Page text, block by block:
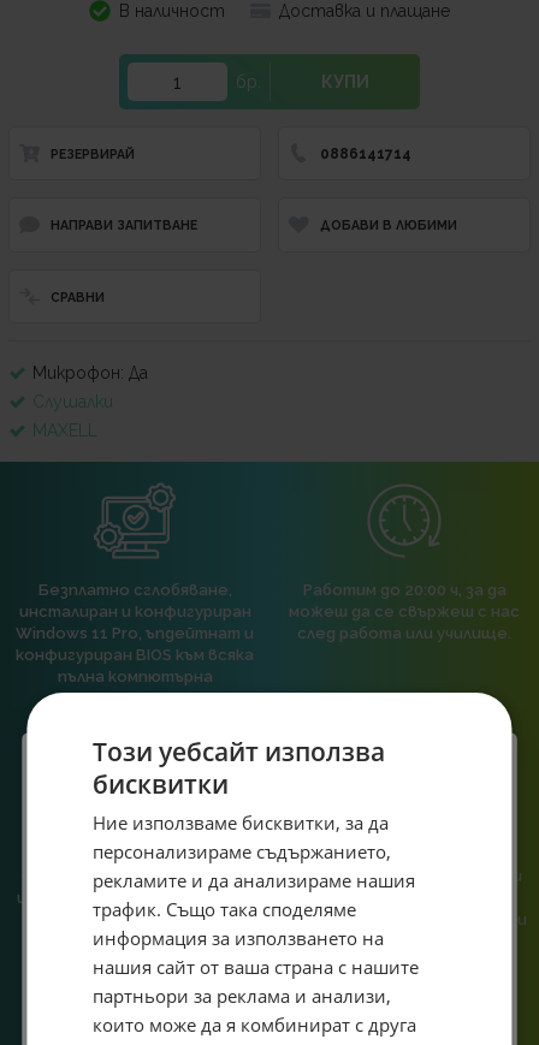
В наличност Доставка и плащане
бр. КУПИ
РЕЗЕРВИРАЙ 0886141714
НАПРАВИ ЗАПИТВАНЕ ДОБАВИ В ЛЮБИМИ
СРАВНИ
Микрофон: Да
Слушалки
MAXELL
Безплатно сглобяване,
инсталиран и конфигуриран
Windows 11 Pro, ъпдейтнат и
конфигуриран BIOS към всяка
пълна компютърна
конфигурация.
Работим до 20:00 ч, за да
можеш да се свържеш с нас
след работа или училище.
При нас говориш с реален
човек, не с чатбот, когато
имаш нужда от консултация
или справяне с проблем.
Сглобяваме, поддържаме и
обслужваме. Като магазин и
гарантираме бърза реакция и
познаване на твоята
система.
Този уебсайт използва
бисквитки
Ние използваме бисквитки, за да
персонализираме съдържанието,
рекламите и да анализираме нашия
трафик. Също така споделяме
информация за използването на
нашия сайт от ваша страна с нашите
партньори за реклама и анализи,
които може да я комбинират с друга
Специален подарък за
теб!
Абонирай се за ексклузивни седмични оферти и
специални предложения само за теб като
въведеш само email адрес и получи отстъпка от
първата ти поръчка.
Email